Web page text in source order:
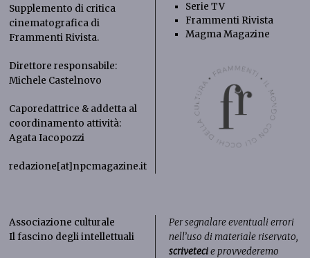
Supplemento di critica
cinematografica di
Frammenti Rivista.
Direttore responsabile:
Michele Castelnovo
Caporedattrice & addetta al
coordinamento attività:
Agata Iacopozzi
redazione[at]npcmagazine.it
Serie TV
Frammenti Rivista
Magma Magazine
Associazione culturale
Il fascino degli intellettuali
Per segnalare eventuali errori
nell’uso di materiale riservato,
scrivetecie provvederemo